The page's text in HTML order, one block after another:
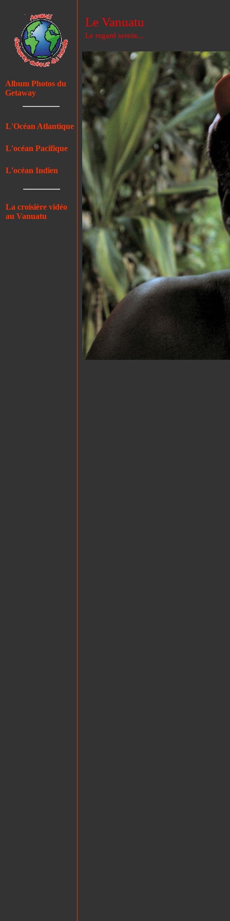
Album Photos du
Getaway
L'Océan Atlantique
L'océan Pacifique
L'océan Indien
La croisière vidéo
au Vanuatu
Le Vanuatu
Le regard serein...